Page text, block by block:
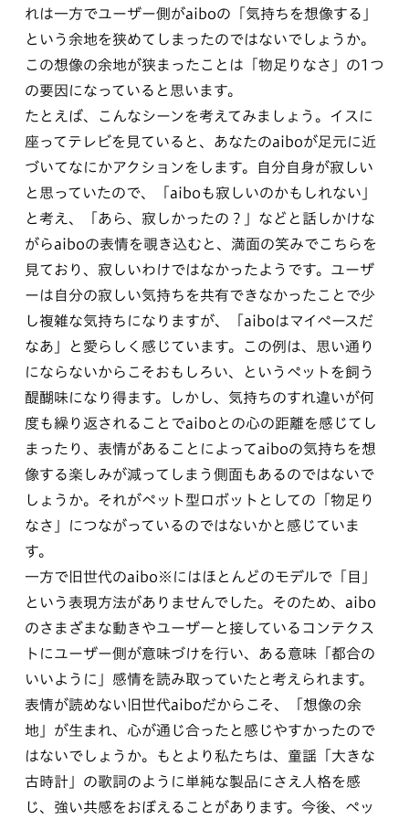
れは一方でユーザー側がaiboの「気持ちを想像する」
という余地を狭めてしまったのではないでしょうか。
この想像の余地が狭まったことは「物足りなさ」の1つ
の要因になっていると思います。
たとえば、こんなシーンを考えてみましょう。イスに
座ってテレビを見ていると、あなたのaiboが足元に近
づいてなにかアクションをします。自分自身が寂しい
と思っていたので、「aiboも寂しいのかもしれない」
と考え、「あら、寂しかったの？」などと話しかけな
がらaiboの表情を覗き込むと、満面の笑みでこちらを
見ており、寂しいわけではなかったようです。ユーザ
ーは自分の寂しい気持ちを共有できなかったことで少
し複雑な気持ちになりますが、「aiboはマイペースだ
なあ」と愛らしく感じています。この例は、思い通り
にならないからこそおもしろい、というペットを飼う
醍醐味になり得ます。しかし、気持ちのすれ違いが何
度も繰り返されることでaiboとの心の距離を感じてし
まったり、表情があることによってaiboの気持ちを想
像する楽しみが減ってしまう側面もあるのではないで
しょうか。それがペット型ロボットとしての「物足り
なさ」につながっているのではないかと感じていま
す。
一方で旧世代のaibo※にはほとんどのモデルで「目」
という表現方法がありませんでした。そのため、aibo
のさまざまな動きやユーザーと接しているコンテクス
トにユーザー側が意味づけを行い、ある意味「都合の
いいように」感情を読み取っていたと考えられます。
表情が読めない旧世代aiboだからこそ、「想像の余
地」が生まれ、心が通じ合ったと感じやすかったので
はないでしょうか。もとより私たちは、童謡「大きな
古時計」の歌詞のように単純な製品にさえ人格を感
じ、強い共感をおぼえることがあります。今後、ペッ